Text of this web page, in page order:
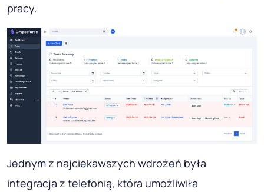
pracy.
Jednym z najciekawszych wdrożeń była
integracja z telefonią, która umożliwiła